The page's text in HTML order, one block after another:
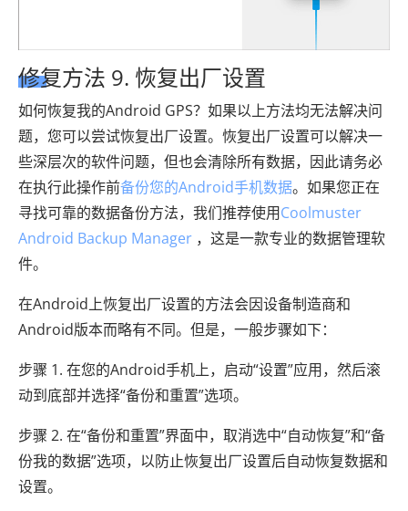
修复方法 9. 恢复出厂设置
如何恢复我的Android GPS？如果以上方法均无法解决问
题，您可以尝试恢复出厂设置。恢复出厂设置可以解决一
些深层次的软件问题，但也会清除所有数据，因此请务必
在执行此操作前备份您的Android手机数据。如果您正在
寻找可靠的数据备份方法，我们推荐使用Coolmuster
Android Backup Manager ，这是一款专业的数据管理软
件。
在Android上恢复出厂设置的方法会因设备制造商和
Android版本而略有不同。但是，一般步骤如下：
步骤 1. 在您的Android手机上，启动“设置”应用，然后滚
动到底部并选择“备份和重置”选项。
步骤 2. 在“备份和重置”界面中，取消选中“自动恢复”和“备
份我的数据”选项，以防止恢复出厂设置后自动恢复数据和
设置。